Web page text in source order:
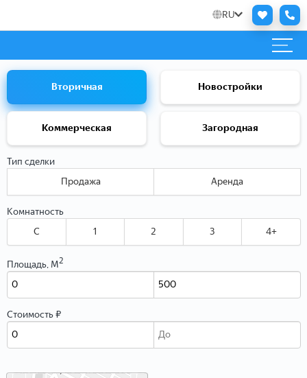
RU
Вторичная Новостройки
Коммерческая Загородная
Тип сделки
Продажа
Аренда
Комнатность
C
1 2 3 4+
Площадь, М2
Стоимость ₽